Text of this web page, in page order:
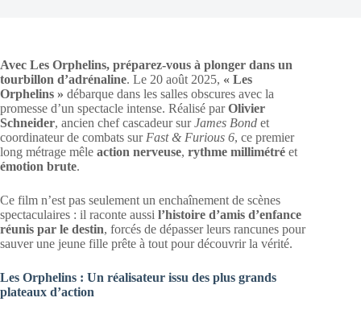
Avec Les Orphelins, préparez-vous à plonger dans un
tourbillon d’adrénaline. Le 20 août 2025, « Les
Orphelins » débarque dans les salles obscures avec la
promesse d’un spectacle intense. Réalisé parOlivier
Schneider, ancien chef cascadeur surJames Bond et
coordinateur de combats sur Fast & Furious 6, ce premier
long métrage mêle action nerveuse, rythme millimétré et
émotion brute.
Ce film n’est pas seulement un enchaînement de scènes
spectaculaires : il raconte aussi l’histoire d’amis d’enfance
réunis par le destin, forcés de dépasser leurs rancunes pour
sauver une jeune fille prête à tout pour découvrir la vérité.
Les Orphelins : Un réalisateur issu des plus grands
plateaux d’action